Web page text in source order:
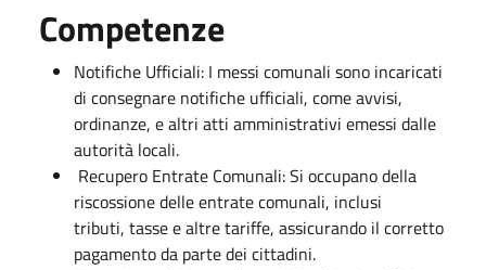
Competenze
Notifiche Ufficiali: I messi comunali sono incaricati
di consegnare notifiche ufficiali, come avvisi,
ordinanze, e altri atti amministrativi emessi dalle
autorità locali.
Recupero Entrate Comunali: Si occupano della
riscossione delle entrate comunali, inclusi
tributi, tasse e altre tariffe, assicurando il corretto
pagamento da parte dei cittadini.